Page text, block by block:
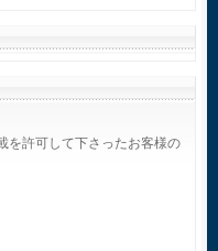
許可して下さったお客様の